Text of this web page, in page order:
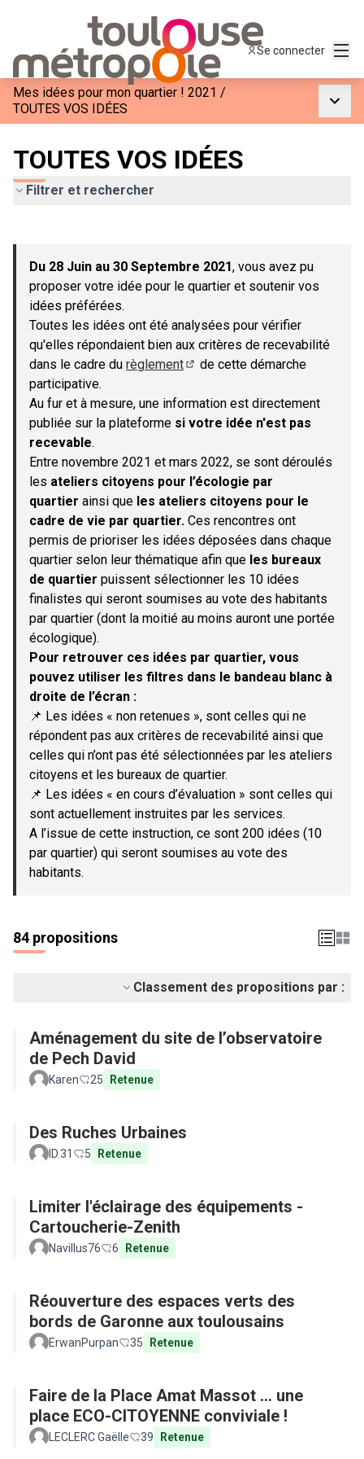
Se connecter
Mes idées pour mon quartier ! 2021 /
TOUTES VOS IDÉES
TOUTES VOS IDÉES
Filtrer et rechercher
−
Du 28 Juin au 30 Septembre 2021, vous avez pu
proposer votre idée pour le quartier et soutenir vos
idées préférées.
Toutes les idées ont été analysées pour vérifier
qu'elles répondaient bien aux critères de recevabilité
dans le cadre du règlement
de cette démarche
participative.
Au fur et à mesure, une information est directement
publiée sur la plateforme si votre idée n'est pas
recevable.
Entre novembre 2021 et mars 2022, se sont déroulés
les ateliers citoyens pour l’écologie par
quartier ainsi que les ateliers citoyens pour le
cadre de vie par quartier. Ces rencontres ont
permis de prioriser les idées déposées dans chaque
quartier selon leur thématique afin que les bureaux
de quartier puissent sélectionner les 10 idées
finalistes qui seront soumises au vote des habitants
par quartier (dont la moitié au moins auront une portée
écologique).
Pour retrouver ces idées par quartier, vous
pouvez utiliser les filtres dans le bandeau blanc à
droite de l’écran :
📌 Les idées « non retenues », sont celles qui ne
répondent pas aux critères de recevabilité ainsi que
celles qui n’ont pas été sélectionnées par les ateliers
citoyens et les bureaux de quartier.
📌 Les idées « en cours d’évaluation » sont celles qui
sont actuellement instruites par les services.
A l’issue de cette instruction, ce sont 200 idées (10
par quartier) qui seront soumises au vote des
habitants.
84 propositions
Classement des propositions par :
Aménagement du site de l’observatoire
de Pech David
Karen 25 Retenue
Des Ruches Urbaines
ID.31 5 Retenue
Limiter l'éclairage des équipements -
Cartoucherie-Zenith
Navillus76 6 Retenue
Réouverture des espaces verts des
bords de Garonne aux toulousains
ErwanPurpan 35 Retenue
Faire de la Place Amat Massot ... une
place ECO-CITOYENNE conviviale !
LECLERC Gaëlle 39 Retenue